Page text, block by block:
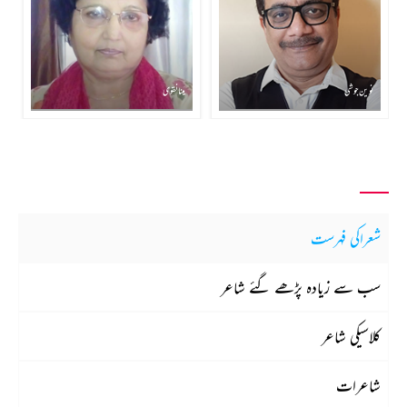
نوین جوشی مینا نقوی
شعراکی فہرست
سب سے زیادہ پڑھے گئے شاعر
کلاسیکی شاعر
شاعرات